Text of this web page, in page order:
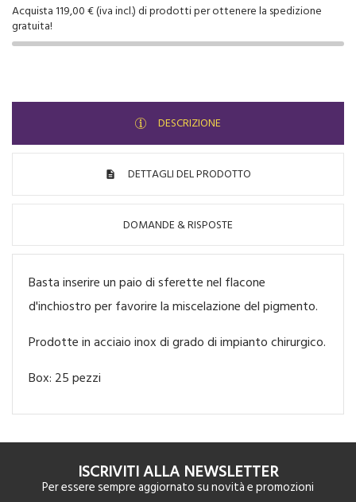
Acquista 119,00 € (iva incl.) di prodotti per ottenere la spedizione
gratuita!
DESCRIZIONE
DETTAGLI DEL PRODOTTO
DOMANDE & RISPOSTE
Basta inserire un paio di sferette nel flacone
d'inchiostro per favorire la miscelazione del pigmento.
Prodotte in acciaio inox di grado di impianto chirurgico.
Box: 25 pezzi
ISCRIVITI ALLA NEWSLETTER
Per essere sempre aggiornato su novità e promozioni